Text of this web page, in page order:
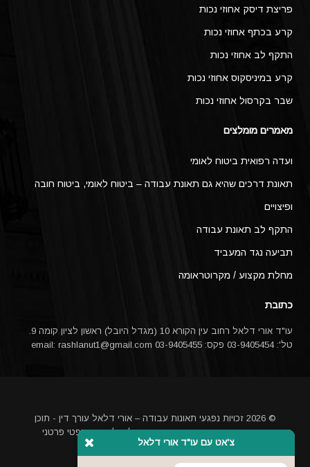
פריצת דיסק אחוזי נכות
קרע בכתף אחוזי נכות
התקף לב אחוזי נכות
קרע במיניסקוס אחוזי נכות
שבר בקרסול אחוזי נכות
מאמרים מומלצים
ועדה רפואית ביטוח לאומי
תאונת דרכים שהיא גם תאונת עבודה – ביטוח לאומי, ביטוח חובה
ופיצויים
התקף לב תאונת עבודה
תביעה נגד המעביד
מחלת מקצוע / מקרוטראומה
כתובת
עו"ד אורי דלאל רחוב עין הקורא 10 (מגדל היובל) ראשון לציון קומה 9.
טל': 03-9405454 פקס: 03-9405455 email:
rashlanut1@gmail.com
© 2026 זכויות נפגעי תאונות עבודה – אורי דלאל עורך דין - תוכן
האתר אינו מהווה ייעוץ משפטי או תחליף לייעוץ משפטי פרטני
באמצעות עורך דין
צ'אט עם עו"ד אורי דלאל